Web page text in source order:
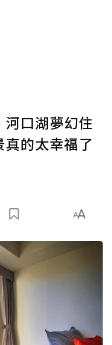
口湖夢幻住
的太幸福了